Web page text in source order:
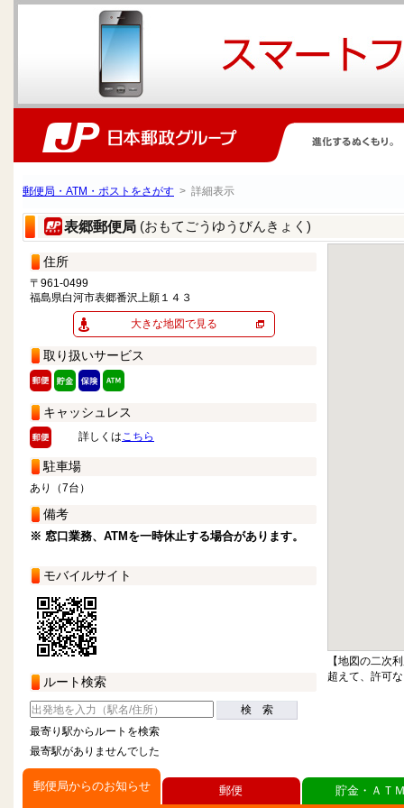
郵便局・ATM・ポストをさがす > 詳細表示
表郷郵便局 (おもてごうゆうびんきょく)
住所
〒961-0499
福島県白河市表郷番沢上願１４３
大きな地図で見る
取り扱いサービス
キャッシュレス
詳しくはこちら
駐車場
あり（7台）
備考
※ 窓口業務、ATMを一時休止する場合があります。
モバイルサイト
ルート検索
検 索
最寄り駅からルートを検索
最寄駅がありませんでした
【地図の二次
超えて、許可
郵便局からのお知らせ 郵便 貯金・ＡＴ